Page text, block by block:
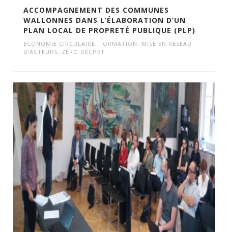
ACCOMPAGNEMENT DES COMMUNES
WALLONNES DANS L’ÉLABORATION D’UN
PLAN LOCAL DE PROPRETÉ PUBLIQUE (PLP)
ECONOMIE CIRCULAIRE, FORMATION , MISE EN RÉSEAU
D'ACTEURS, ZÉRO DÉCHET